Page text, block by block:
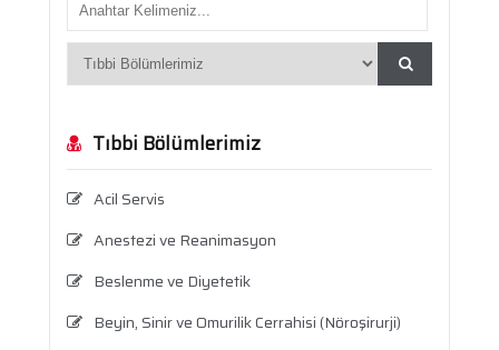
Tıbbi Bölümlerimiz
Acil Servis
Anestezi ve Reanimasyon
Beslenme ve Diyetetik
Beyin, Sinir ve Omurilik Cerrahisi (Nöroşirurji)